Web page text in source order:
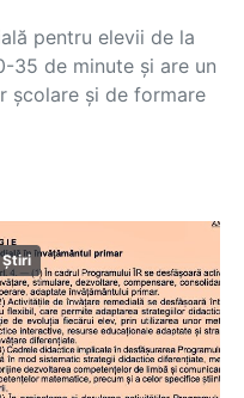
pentru elevii de la
35 de minute și are un
școlare și de formare
Știri